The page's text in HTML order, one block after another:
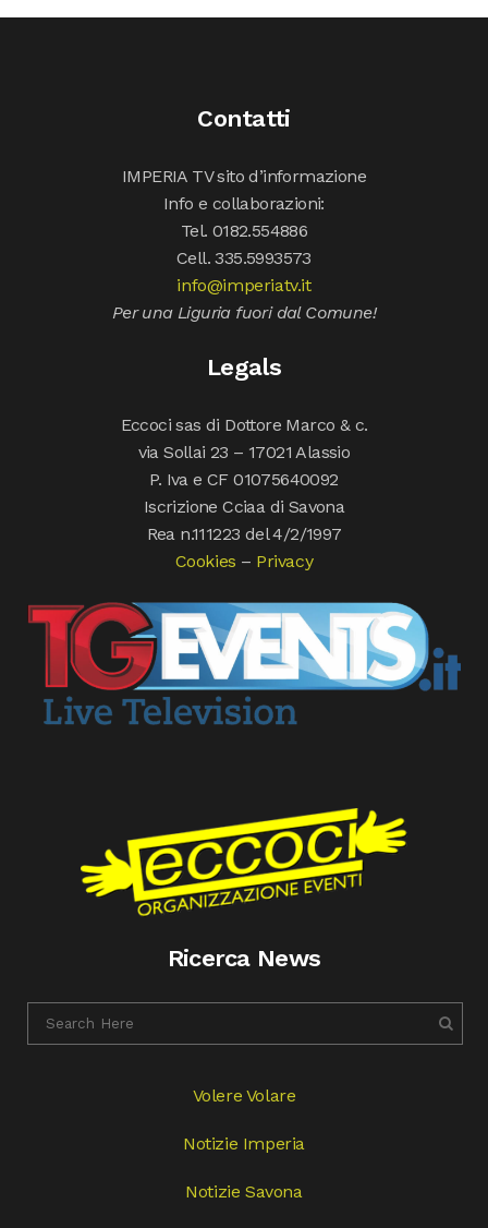
Contatti
IMPERIA TV sito d’informazione
Info e collaborazioni:
Tel. 0182.554886
Cell. 335.5993573
info@imperiatv.it
Per una Liguria fuori dal Comune!
Legals
Eccoci sas di Dottore Marco & c.
via Sollai 23 – 17021 Alassio
P. Iva e CF 01075640092
Iscrizione Cciaa di Savona
Rea n.111223 del 4/2/1997
Cookies – Privacy
Ricerca News
Volere Volare
Notizie Imperia
Notizie Savona